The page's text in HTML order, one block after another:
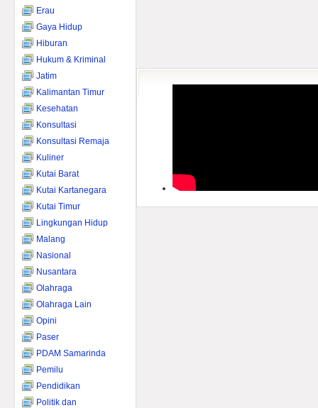
Erau
Gaya Hidup
Hiburan
Hukum & Kriminal
Jatim
Kalimantan Timur
Kesehatan
Konsultasi
Konsultasi Remaja
Kuliner
Kutai Barat
Kutai Kartanegara
Kutai Timur
Lingkungan Hidup
Malang
Nasional
Nusantara
Olahraga
Olahraga Lain
Opini
Paser
PDAM Samarinda
Pemilu
Pendidikan
Politik dan